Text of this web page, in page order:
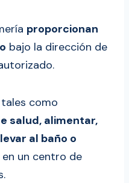
proporcionan
bajo la dirección de
como
salud, alimentar,
al baño o
en un centro de